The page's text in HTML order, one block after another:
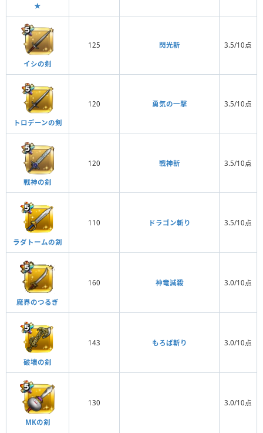
★
イシの剣
125 閃光斬 3.5/10点
トロデーンの剣
120 勇気の一撃 3.5/10点
戦神の剣
120 戦神斬 3.5/10点
ラダトームの剣
110 ドラゴン斬り 3.5/10点
魔界のつるぎ
160 神竜滅殺 3.0/10点
破壊の剣
143 もろば斬り 3.0/10点
MKの剣
130 3.0/10点